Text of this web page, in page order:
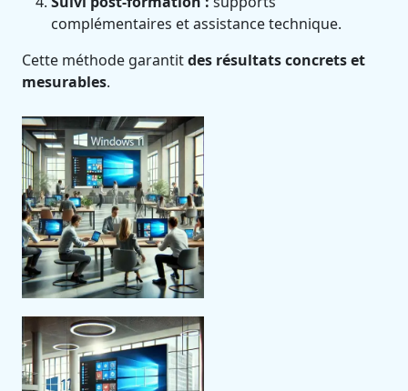
complémentaires et assistance technique.
Cette méthode garantitdes résultats concrets et
mesurables.